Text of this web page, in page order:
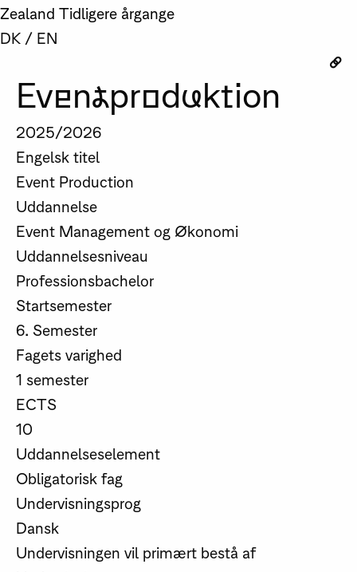
Zealand Tidligere årgange
DK / EN
Eventproduktion
2025/2026
Engelsk titel
Event Production
Uddannelse
Event Management og Økonomi
Uddannelsesniveau
Professionsbachelor
Startsemester
6. Semester
Fagets varighed
1 semester
ECTS
10
Uddannelseselement
Obligatorisk fag
Undervisningsprog
Dansk
Undervisningen vil primært bestå af